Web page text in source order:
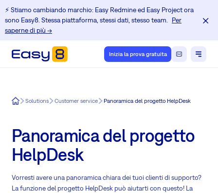
⚡️ Stiamo cambiando marchio: Easy Redmine ed Easy Project ora
sono Easy8. Stessa piattaforma, stessi dati, stesso team.
Per
saperne di più →
Inizia la prova gratuita
Easy8Solutions Customer service Panoramica del progetto HelpDesk
Panoramica del progetto
HelpDesk
Vorresti avere una panoramica chiara dei tuoi clienti di supporto?
La funzione del progetto HelpDesk può aiutarti con questo! La